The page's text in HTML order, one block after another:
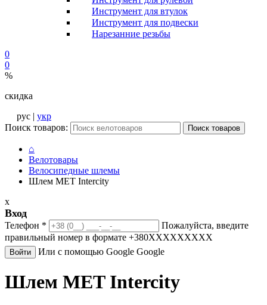
Инструмент для втулок
Инструмент для подвески
Нарезанние резьбы
0
0
%
скидка
рус | укр
Поиск товаров:
Поиск товаров
⌂
Велотовары
Велосипедные шлемы
Шлем MET Intercity
x
Вход
Телефон *
Пожалуйста, введите
правильный номер в формате +380XXXXXXXXX
Войти Или с помощью Google Google
Шлем MET Intercity